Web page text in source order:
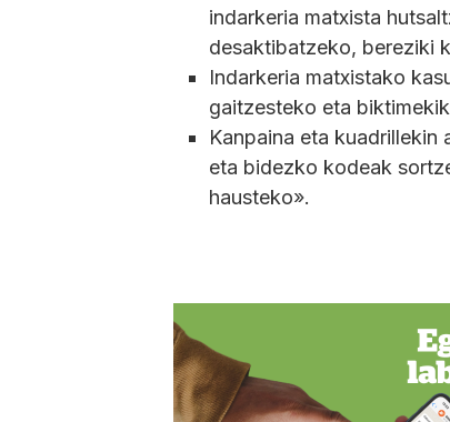
indarkeria matxista
desaktibatzeko, bereziki
Indarkeria matxistako
gaitzesteko eta
Kanpaina eta kuadrillekin
eta bidezko kodeak
hausteko».